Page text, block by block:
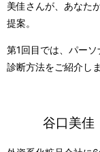
美佳さんが、あなた
提案。
第1回目では、パー
診断方法をご紹介しま
谷口美佳